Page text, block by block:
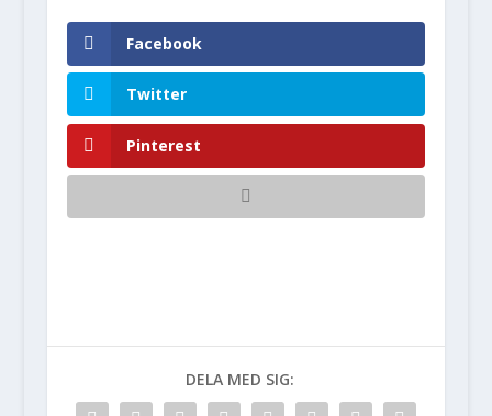
Facebook
Twitter
Pinterest
DELA MED SIG: